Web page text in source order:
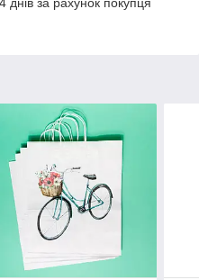
за рахунок покупця